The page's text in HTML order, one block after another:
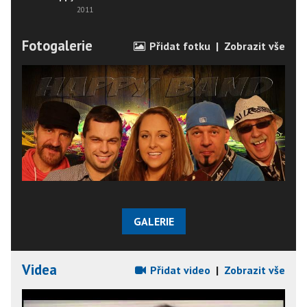
2011
Fotogalerie Přidat fotku | Zobrazit vše
GALERIE
Videa Přidat video | Zobrazit vše